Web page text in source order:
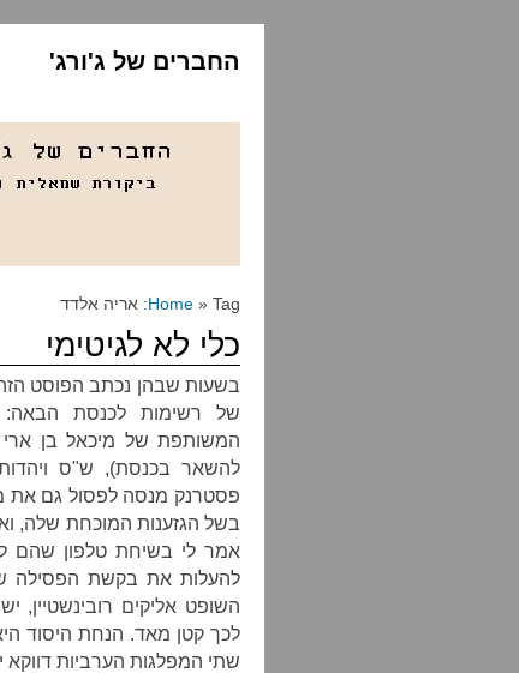
החברים של ג'ורג'
Home » Tag: אריה אלדד
כלי לא לגיטימי
בשעות שבהן נכתב הפוסט
של רשימות לכנסת
המשותפת של מיכאל בן ארי
להשאר בכנסת), ש"ס
פסטרנק מנסה לפסול גם את
בשל הגזענות המוכחת שלה,
להעלות את בקשת הפסילה של
השופט אליקים רובינשטיין,
לכך קטן מאד. הנחת היסוד
שתי המפלגות הערביות דווקא